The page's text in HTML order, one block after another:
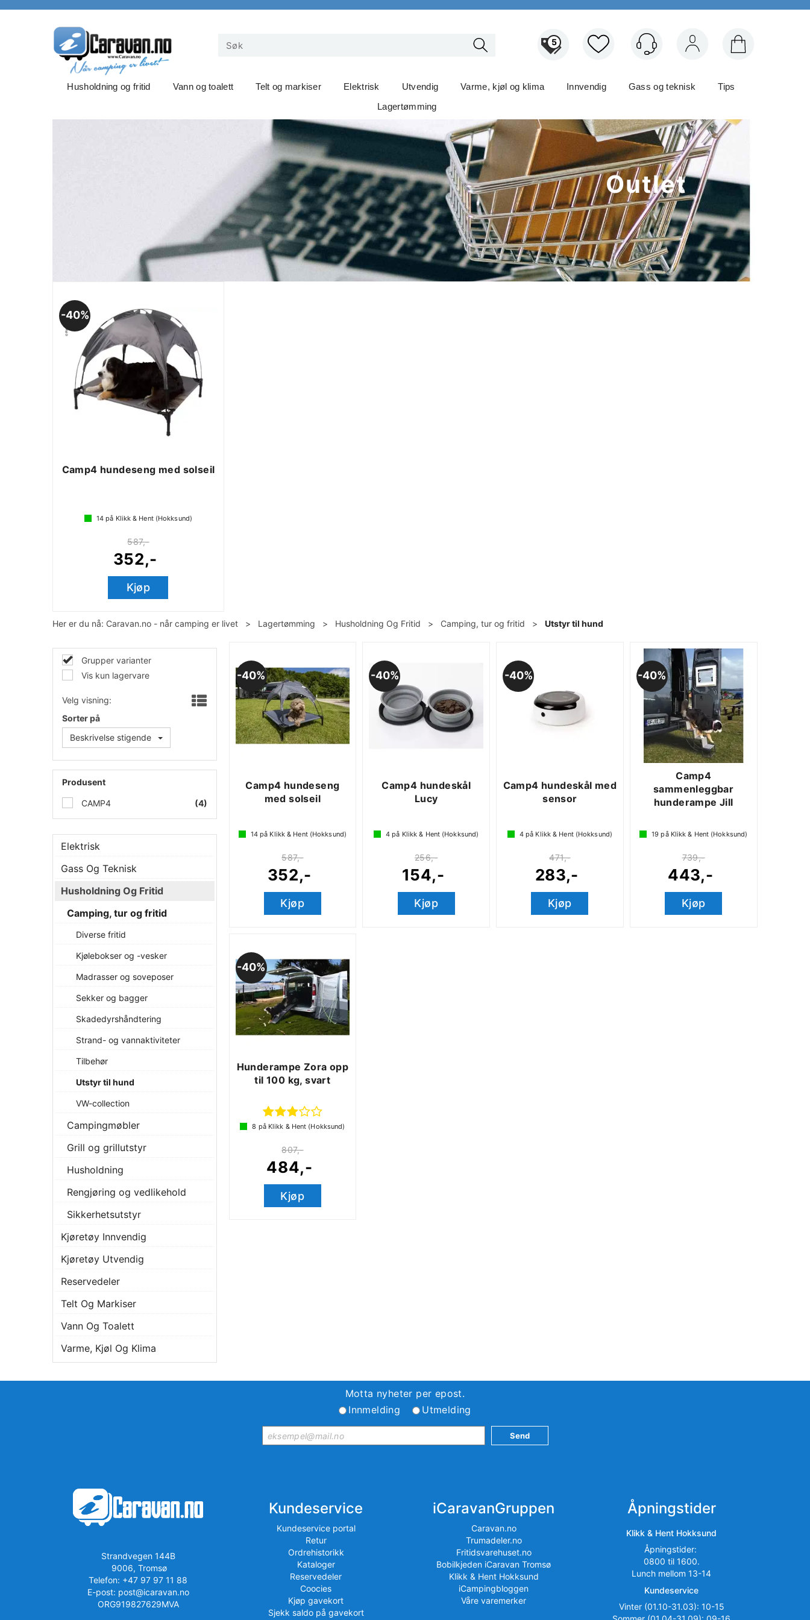
5
Husholdning og fritid Vann og toalett Telt og markiser Elektrisk Utvendig Varme, kjøl og klima Innvendig Gass og teknisk
Tips
Lagertømming
Outlet
40%
Camp4 hundeseng med solseil
14 på Klikk & Hent (Hokksund)
587,-
352,-
Kjøp
Her er du nå: Caravan.no - når camping er livet > Lagertømming > Husholdning Og Fritid > Camping, tur og fritid > Utstyr til hund
Grupper varianter
Vis kun lagervare
Velg visning:
Sorter på
Beskrivelse stigende
Produsent
CAMP4 (4)
Elektrisk
Gass Og Teknisk
Husholdning Og Fritid
Camping, tur og fritid
Diverse fritid
Kjølebokser og -vesker
Madrasser og soveposer
Sekker og bagger
Skadedyrshåndtering
Strand- og vannaktiviteter
Tilbehør
Utstyr til hund
VW-collection
Campingmøbler
Grill og grillutstyr
Husholdning
Rengjøring og vedlikehold
Sikkerhetsutstyr
Kjøretøy Innvendig
Kjøretøy Utvendig
Reservedeler
Telt Og Markiser
Vann Og Toalett
Varme, Kjøl Og Klima
40%
Camp4 hundeseng
med solseil
14 på Klikk & Hent (Hokksund)
587,-
352,-
Kjøp
40%
Camp4 hundeskål
Lucy
4 på Klikk & Hent (Hokksund)
256,-
154,-
Kjøp
40%
Camp4 hundeskål med
sensor
4på Klikk & Hent (Hokksund)
471,-
283,-
Kjøp
40%
Camp4
sammenleggbar
hunderampe Jill
19 på Klikk & Hent (Hokksund)
739,-
443,-
Kjøp
40%
Hunderampe Zora opp
til 100 kg, svart
8 på Klikk & Hent (Hokksund)
807,-
484,-
Kjøp
Motta nyheter per epost.
Innmelding
Utmelding
Strandvegen 144B
9006, Tromsø
Telefon: +47 97 97 11 88
E-post: post@icaravan.no
ORG919827629MVA
Kundeservice
Kundeservice portal
Retur
Ordrehistorikk
Kataloger
Reservedeler
Coocies
Kjøp gavekort
Sjekk saldo på gavekort
iCaravanGruppen
Caravan.no
Trumadeler.no
Fritidsvarehuset.no
Bobilkjeden iCaravan Tromsø
Klikk & Hent Hokksund
iCampingbloggen
Våre varemerker
Åpningstider
Klikk & Hent Hokksund
Åpningstider:
0800 til 1600.
Lunch mellom 13-14
Kundeservice
Vinter (01.10-31.03): 10-15